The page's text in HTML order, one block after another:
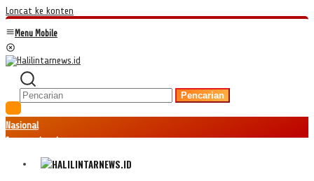
Loncat ke konten
Menu Mobile
Pencarian
Nasional
Internasional